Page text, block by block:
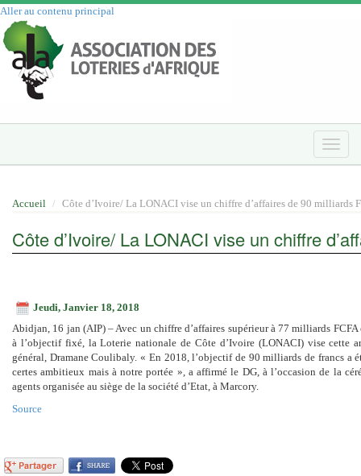
Aller au contenu principal
Toggle
Accueil Côte d’Ivoire/ La LONACI vise un chiffre d’affaires de 90 milliards
Côte d’Ivoire/ La LONACI vise un chiffre
Jeudi, Janvier 18, 2018
Abidjan, 16 jan (AIP) – Avec un chiffre d’affaires supérieur à 77 milliards
à l’objectif fixé, la Loterie nationale de Côte d’Ivoire (LONACI) vise cette
général, Dramane Coulibaly. « En 2018, l’objectif de 90 milliards de francs a
certes ambitieux mais à notre portée », a affirmé le DG, à l’occasion de la
agents organisée au siège de la société d’Etat, à Marcory.
Source